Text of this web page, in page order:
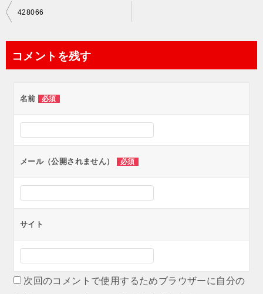
投
ビ
428066
コメントを残す
名前 必須
メール（公開されません） 必須
サイト
次回のコメントで使用するためブラウザーに自分の